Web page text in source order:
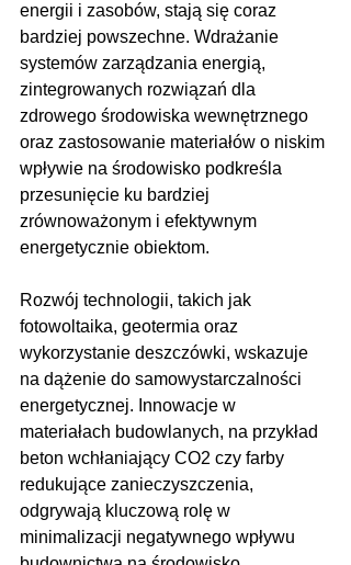
energii i zasobów, stają się coraz
bardziej powszechne. Wdrażanie
systemów zarządzania energią,
zintegrowanych rozwiązań dla
zdrowego środowiska wewnętrznego
oraz zastosowanie materiałów o niskim
wpływie na środowisko podkreśla
przesunięcie ku bardziej
zrównoważonym i efektywnym
energetycznie obiektom.
Rozwój technologii, takich jak
fotowoltaika, geotermia oraz
wykorzystanie deszczówki, wskazuje
na dążenie do samowystarczalności
energetycznej. Innowacje w
materiałach budowlanych, na przykład
beton wchłaniający CO2 czy farby
redukujące zanieczyszczenia,
odgrywają kluczową rolę w
minimalizacji negatywnego wpływu